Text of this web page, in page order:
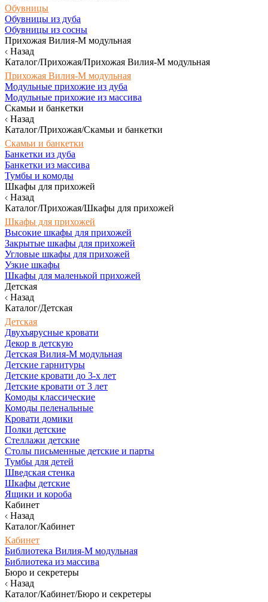
Обувницы
Обувницы из дуба
Обувницы из сосны
Прихожая Вилия-М модульная
Назад
Каталог/Прихожая/Прихожая Вилия-М модульная
Прихожая Вилия-М модульная
Модульные прихожие из дуба
Модульные прихожие из массива
Скамьи и банкетки
Назад
Каталог/Прихожая/Скамьи и банкетки
Скамьи и банкетки
Банкетки из дуба
Банкетки из массива
Тумбы и комоды
Шкафы для прихожей
Назад
Каталог/Прихожая/Шкафы для прихожей
Шкафы для прихожей
Высокие шкафы для прихожей
Закрытые шкафы для прихожей
Угловые шкафы для прихожей
Узкие шкафы
Шкафы для маленькой прихожей
Детская
Назад
Каталог/Детская
Детская
Двухъярусные кровати
Декор в детскую
Детская Вилия-М модульная
Детские гарнитуры
Детские кровати до 3-х лет
Детские кровати от 3 лет
Комоды классические
Комоды пеленальные
Кровати домики
Полки детские
Стеллажи детские
Столы письменные детские и парты
Тумбы для детей
Шведская стенка
Шкафы детские
Ящики и короба
Кабинет
Назад
Каталог/Кабинет
Кабинет
Библиотека Вилия-М модульная
Библиотека из массива
Бюро и секретеры
Назад
Каталог/Кабинет/Бюро и секретеры